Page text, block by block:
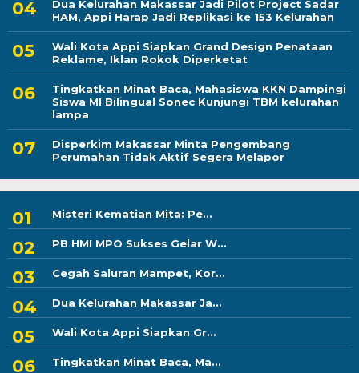
Dua Kelurahan Makassar Jadi Pilot Project Sadar
HAM, Appi Harap Jadi Replikasi ke 153 Kelurahan
Wali Kota Appi Siapkan Grand Design Penataan
Reklame, Iklan Rokok Diperketat
Tingkatkan Minat Baca, Mahasiswa KKN Dampingi
Siswa MI Bilingual Sonec Kunjungi TBM kelurahan
lampa
Disperkim Makassar Minta Pengembang
Perumahan Tidak Aktif Segera Melapor
Misteri Kematian Mita: Pe...
PB HMI MPO Sukses Gelar W...
Cegah Saluran Mampet, Kor...
Dua Kelurahan Makassar Ja...
Wali Kota Appi Siapkan Gr...
Tingkatkan Minat Baca, Ma...